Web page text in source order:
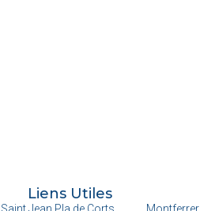
Liens Utiles